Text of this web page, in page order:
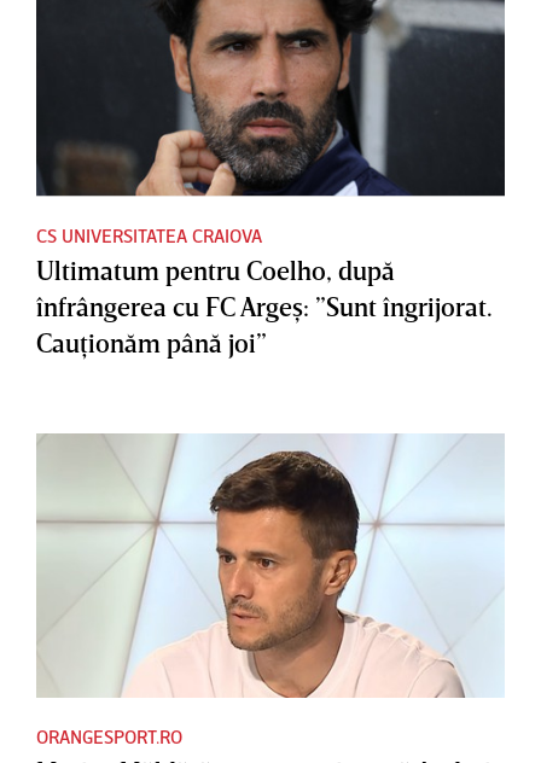
CS UNIVERSITATEA CRAIOVA
Ultimatum pentru Coelho, după
înfrângerea cu FC Argeş: ”Sunt îngrijorat.
Cauţionăm până joi”
ORANGESPORT.RO